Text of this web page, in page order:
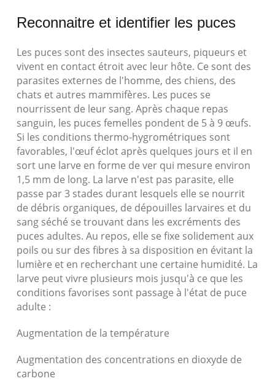
Reconnaitre et identifier les puces
Les puces sont des insectes sauteurs, piqueurs et
vivent en contact étroit avec leur hôte. Ce sont des
parasites externes de l'homme, des chiens, des
chats et autres mammifères. Les puces se
nourrissent de leur sang. Après chaque repas
sanguin, les puces femelles pondent de 5 à 9 œufs.
Si les conditions thermo-hygrométriques sont
favorables, l'œuf éclot après quelques jours et il en
sort une larve en forme de ver qui mesure environ
1,5 mm de long. La larve n'est pas parasite, elle
passe par 3 stades durant lesquels elle se nourrit
de débris organiques, de dépouilles larvaires et du
sang séché se trouvant dans les excréments des
puces adultes. Au repos, elle se fixe solidement aux
poils ou sur des fibres à sa disposition en évitant la
lumière et en recherchant une certaine humidité. La
larve peut vivre plusieurs mois jusqu'à ce que les
conditions favorises sont passage à l'état de puce
adulte :
Augmentation de la température
Augmentation des concentrations en dioxyde de
carbone